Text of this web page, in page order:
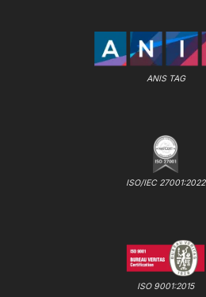
ANIS TAG
ISO/IEC 27001:2022
ISO 9001:2015